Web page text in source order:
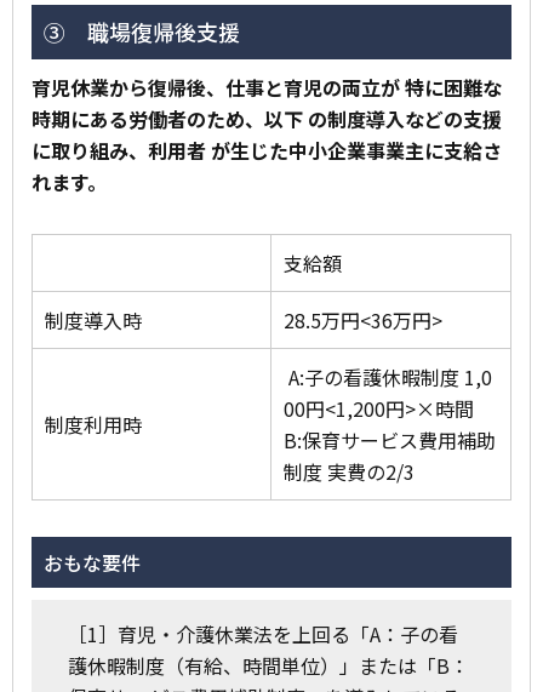
③ 職場復帰後支援
育児休業から復帰後、仕事と育児の両立が 特に困難な
時期にある労働者のため、以下 の制度導入などの支援
に取り組み、利用者 が生じた中小企業事業主に支給さ
れます。
支給額
制度導入時
28.5万円<36万円>
制度利用時
A:子の看護休暇制度 1,0
00円<1,200円>×時間
B:保育サービス費用補助
制度 実費の2/3
おもな要件
［1］育児・介護休業法を上回る「A：子の看
護休暇制度（有給、時間単位）」または「B：